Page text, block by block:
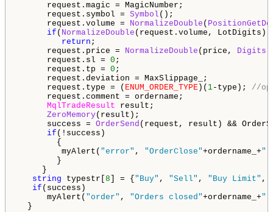
request.magic = MagicNumber;
request.symbol = Symbol ();
request.volume = NormalizeDouble (
if ( NormalizeDouble (request.volume, LotDigits)
return ;
request.price = NormalizeDouble (price, Digits
request.sl = 0 ;
request.tp = 0 ;
request.deviation = MaxSlippage_;
request.type = ( ENUM_ORDER_TYPE )( 1-type); //
request.comment = ordername;
MqlTradeResult result;
ZeroMemory(result);
success = OrderSend (request, result) &&
if (!success)
{
myAlert( "error" , "OrderClose"+ordername_+"
}
}
string typestr[ 8 ] = { "Buy" , "Sell" , "Buy Limit" ,
if (success)
myAlert( "order" , "Orders closed"+ordername_+":
}